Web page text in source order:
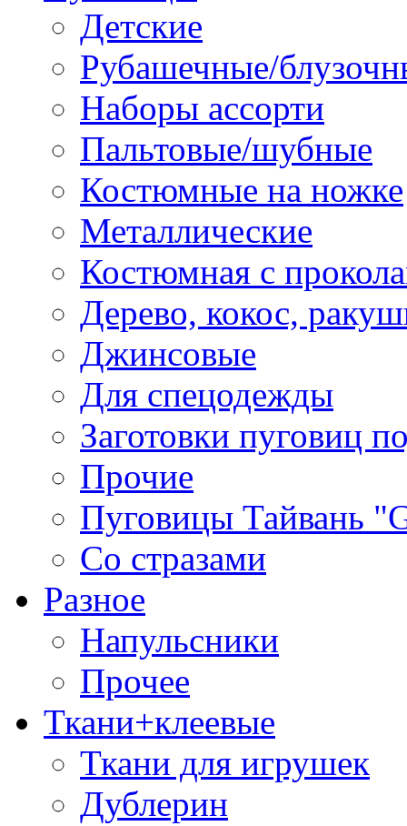
Детские
Рубашечные/
Наборы ассорти
Пальтовые/шубные
Костюмные на ножке
Металлические
Костюмная с
Дерево, кокос,
Джинсовые
Для спецодежды
Заготовки пуговиц
Прочие
Пуговицы Тайвань
Со стразами
Разное
Напульсники
Прочее
Ткани+клеевые
Ткани для игрушек
Дублерин